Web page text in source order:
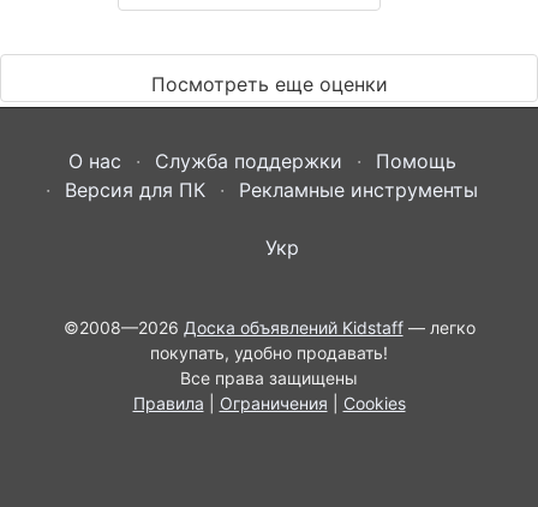
Посмотреть еще оценки
О нас Служба поддержки
Помощь
Версия для ПК
Рекламные инструменты
Укр
©2008—2026 Доска объявлений Kidstaff— легко
покупать, удобно продавать!
Все права защищены
Правила
Ограничения Cookies